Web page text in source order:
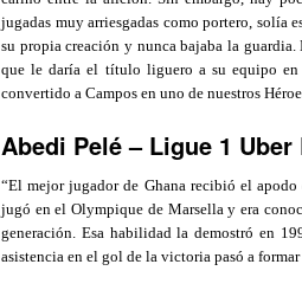
jugadas muy arriesgadas como portero, solía
su propia creación y nunca bajaba la
que le daría el título liguero a su equipo en
convertido a Campos en uno de nuestros
Abedi Pelé – Ligue 1 Uber
“El mejor jugador de Ghana recibió el
jugó en el Olympique de Marsella y era
generación. Esa habilidad la demostró en
asistencia en el gol de la victoria pasó a